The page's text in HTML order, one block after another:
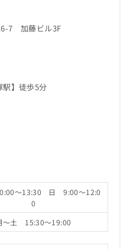
7 加藤ビル3F
駅】徒歩5分
～13:30 日 9:00～12:0
0
～土 15:30～19:00